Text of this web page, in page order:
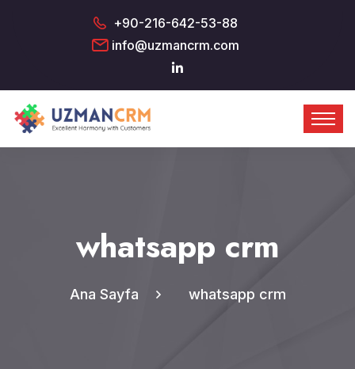
+90-216-642-53-88
info@uzmancrm.com
whatsapp crm
Ana Sayfa whatsapp crm